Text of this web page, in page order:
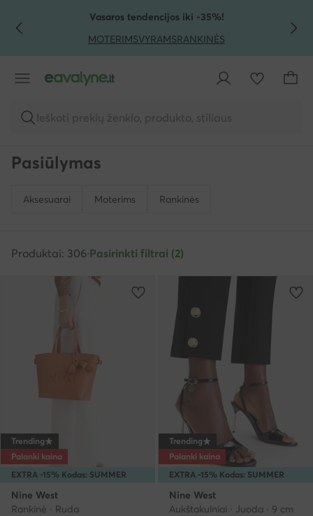
PEREITI PRIE PAGRINDINIO TURINIO
PEREITI Į PAIEŠKĄVasaros tendencijos iki -35%!
MOTERIMSVYRAMSRANKINĖS
Ieškoti prekių ženklo, produkto, stiliaus
Pasiūlymas
Aksesuarai Moterims Rankinės
Produktai: 306·Pasirinkti filtrai (2)
EXTRA -15% Kodas: SUMMER
Trending
Palanki kaina
Nine West
Rankinė · Ruda
EXTRA -15% Kodas: SUMMER
Trending
Palanki kaina
Nine West
Aukštakulniai · Juoda · 9 cm